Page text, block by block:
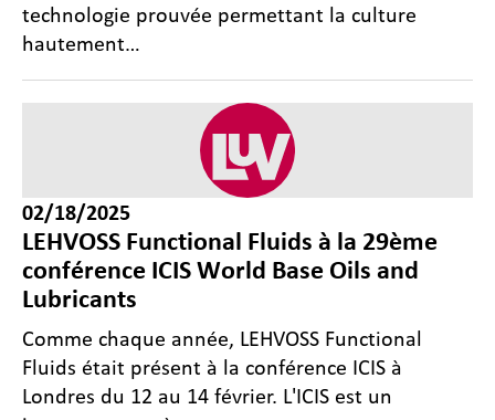
technologie prouvée permettant la culture
hautement…
02/18/2025
LEHVOSS Functional Fluids à la 29ème
conférence ICIS World Base Oils and
Lubricants
Comme chaque année, LEHVOSS Functional
Fluids était présent à la conférence ICIS à
Londres du 12 au 14 février. L'ICIS est un